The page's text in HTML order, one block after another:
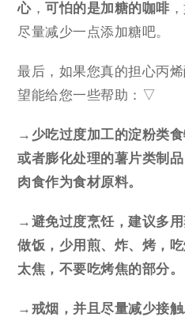
心， 可怕的是加糖的咖啡
尽量减少一点添加糖吧。
最后，如果您真的担心丙
望能给您一些帮助：▽
→少吃过度加工的淀粉类食
或者膨化处理的薯片类制
肉食作为食材原料。
→避免过度烹饪，建议多
做饭，少用煎、炸、烤，
太焦，不要吃烤焦的部分。
→戒烟，并且尽量减少接触